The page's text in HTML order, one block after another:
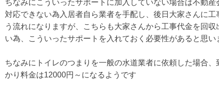
ちなみにこういったサポートに加入していない場合は不動
対応できない為入居者自ら業者を手配し、後日大家さんに
う流れになりますが、こちらも大家さんから工事代金を回
い為、こういったサポートを入れておく必要性があると思い
ちなみにトイレのつまりを一般の水道業者に依頼した場合
かり料金は12000円～になるようです